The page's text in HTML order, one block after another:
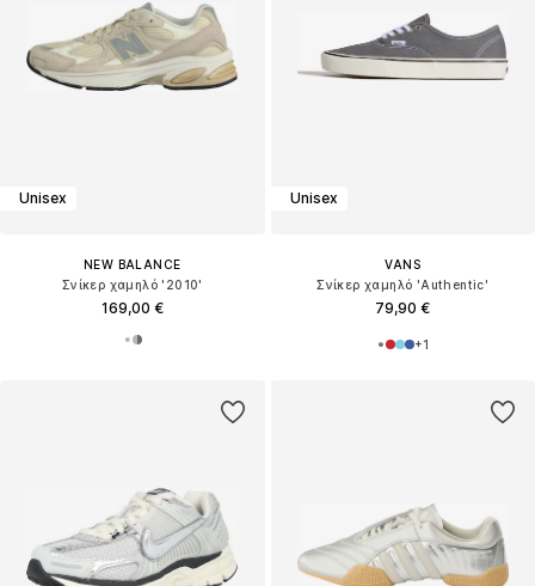
Unisex
NEW BALANCE
Σνίκερ χαμηλό '2010'
169,00 €
Unisex
VANS
Σνίκερ χαμηλό 'Authentic'
79,90 €
+1